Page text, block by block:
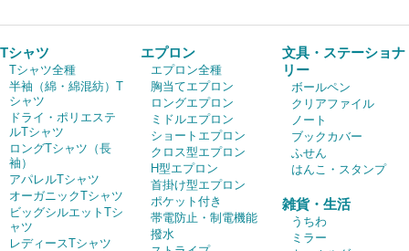
Tシャツ
Tシャツ全種
半袖（綿・綿混紡）T
シャツ
ドライ・ポリエステ
ルTシャツ
ロングTシャツ（長
袖）
アパレルTシャツ
オーガニックTシャツ
ビッグシルエットTシ
ャツ
レディースTシャツ
エプロン
エプロン全種
胸当てエプロン
ロングエプロン
ミドルエプロン
ショートエプロン
クロス型エプロン
H型エプロン
首掛け型エプロン
ポケット付き
帯電防止・制電機能
撥水
文具・ステーショナ
リー
ボールペン
クリアファイル
ノート
ブックカバー
ふせん
はんこ・スタンプ
雑貨・生活
うちわ
ミラー